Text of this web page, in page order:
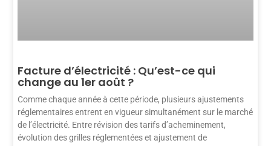
Facture d’électricité : Qu’est-ce qui
change au 1er août ?
Comme chaque année à cette période, plusieurs ajustements
réglementaires entrent en vigueur simultanément sur le marché
de l’électricité. Entre révision des tarifs d’acheminement,
évolution des grilles réglementées et ajustement de